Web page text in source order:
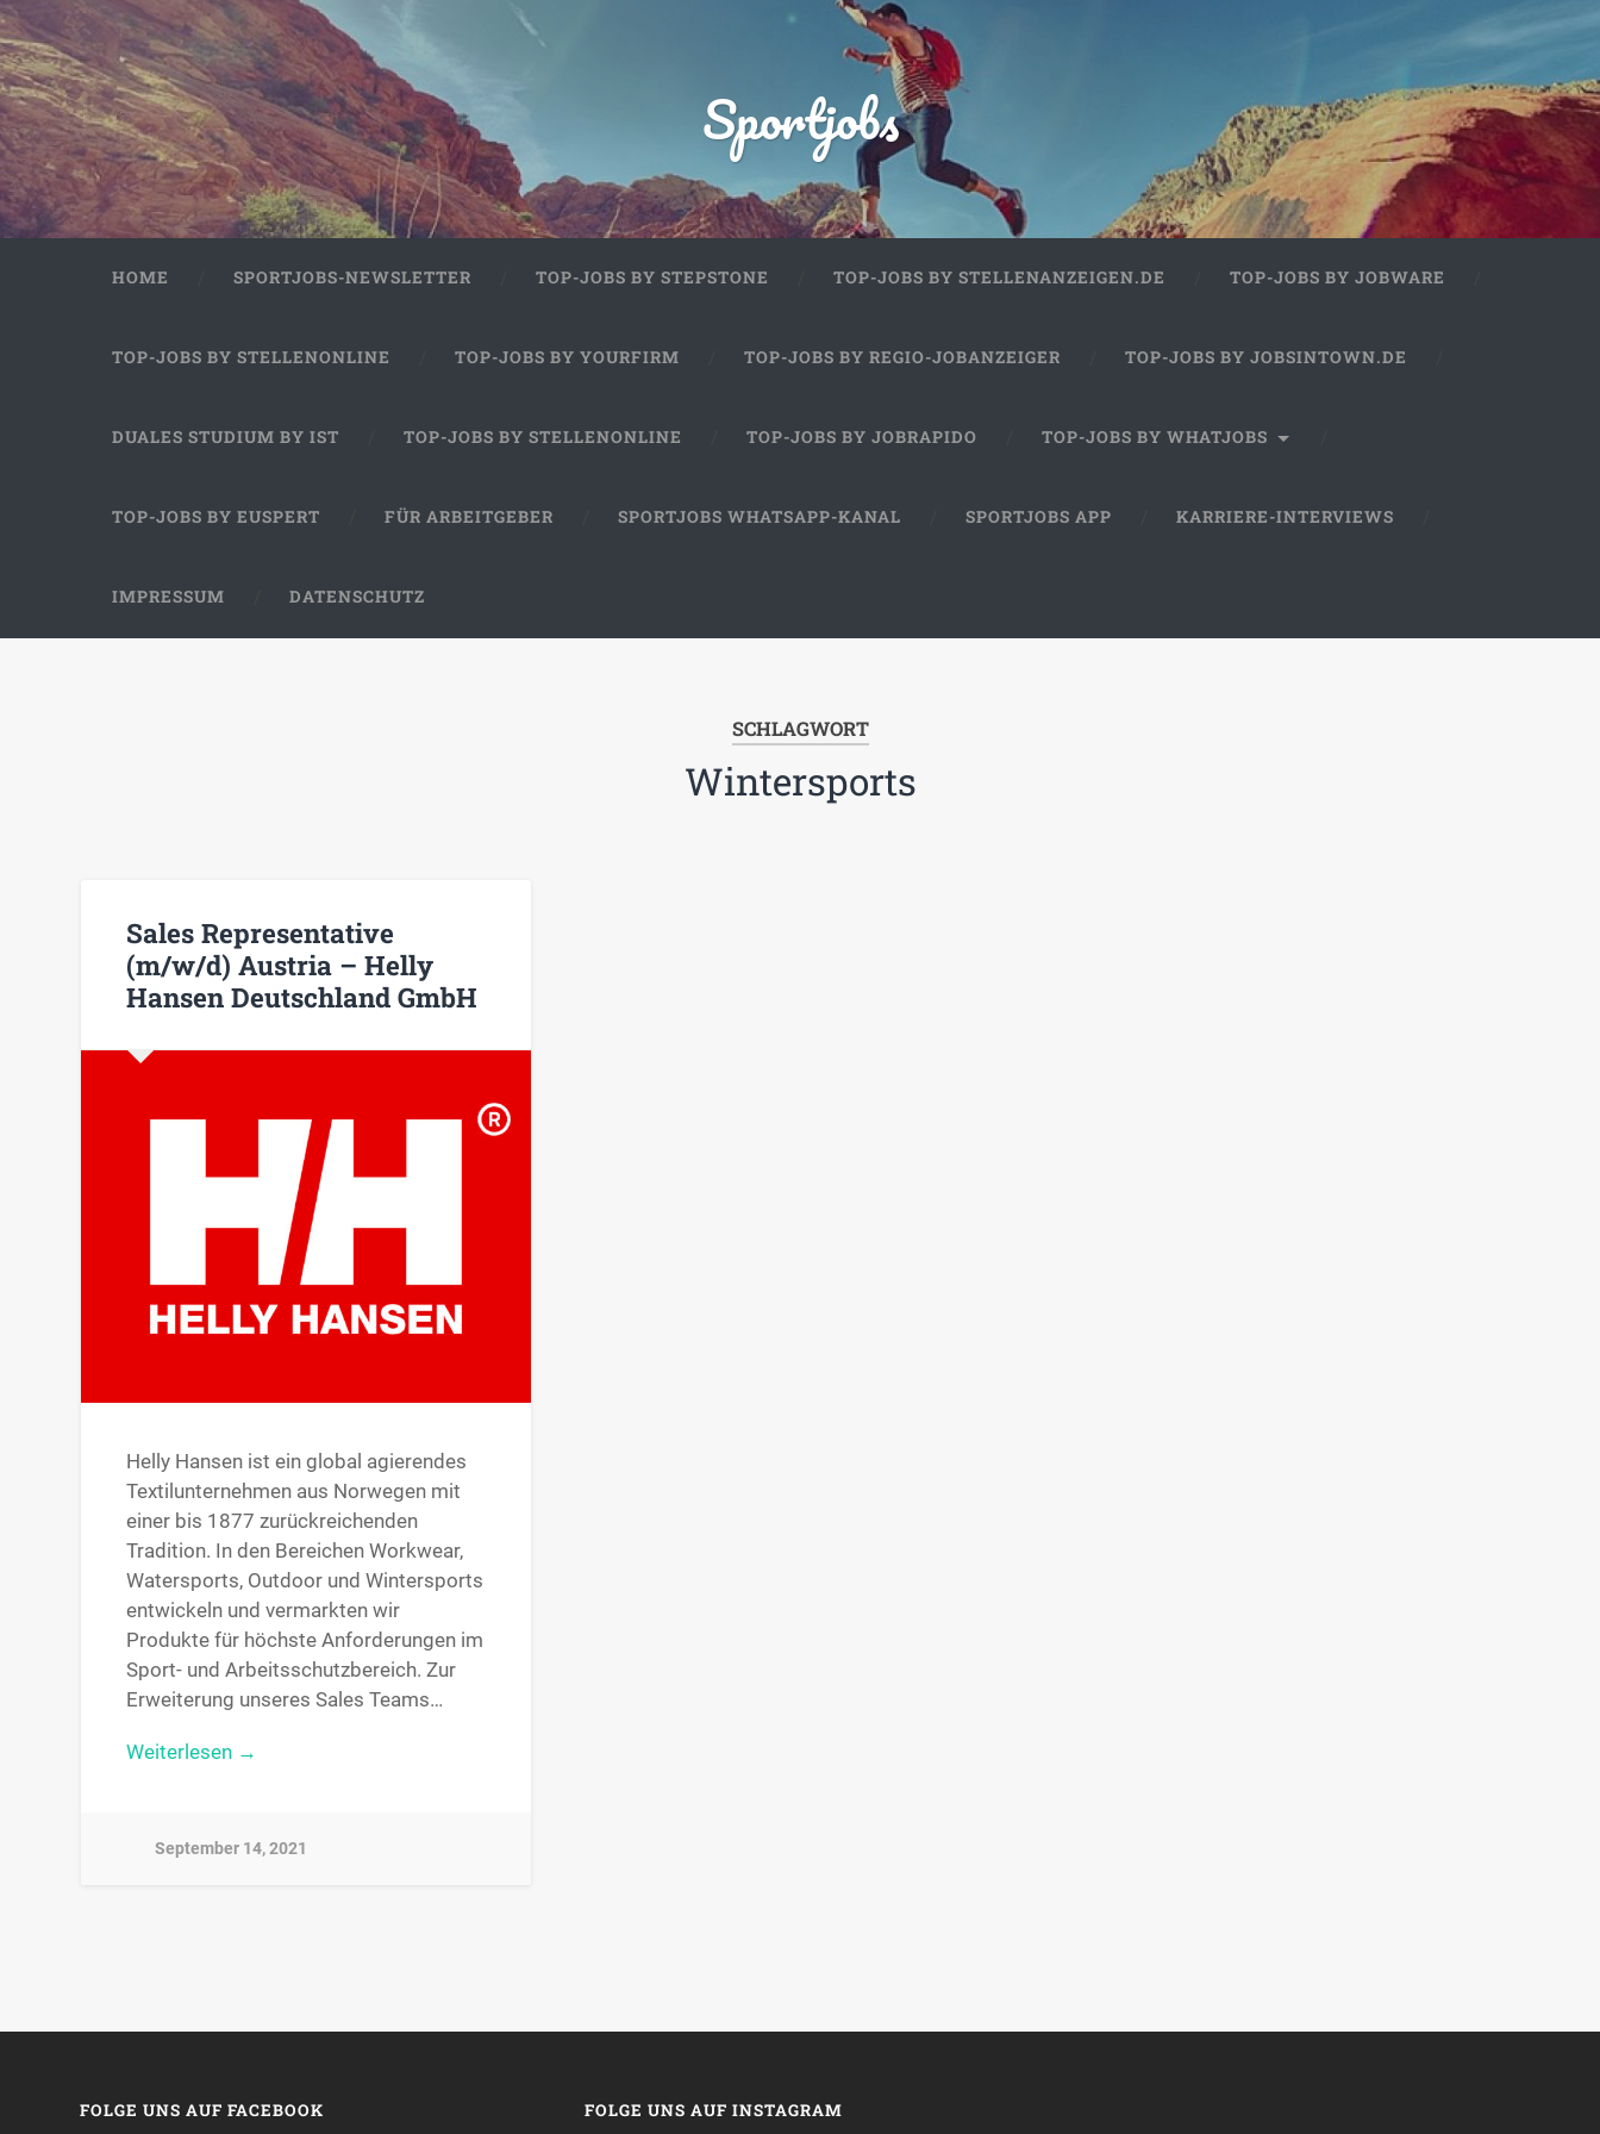
Sportjobs
HOME SPORTJOBS-NEWSLETTER TOP-JOBS BY STEPSTONE TOP-JOBS BY STELLENANZEIGEN.DE TOP-JOBS BY JOBWARE
TOP-JOBS BY STELLENONLINE TOP-JOBS BY YOURFIRM TOP-JOBS BY REGIO-JOBANZEIGER TOP-JOBS BY JOBSINTOWN.DE
DUALES STUDIUM BY IST TOP-JOBS BY STELLENONLINE TOP-JOBS BY JOBRAPIDO TOP-JOBS BY WHATJOBS
TOP-JOBS BY EUSPERT FÜR ARBEITGEBER SPORTJOBS WHATSAPP-KANAL SPORTJOBS APP KARRIERE-INTERVIEWS
IMPRESSUM DATENSCHUTZ
SCHLAGWORT
Wintersports
Sales Representative
(m/w/d) Austria – Helly
Hansen Deutschland GmbH
Helly Hansen ist ein global agierendes
Textilunternehmen aus Norwegen mit
einer bis 1877 zurückreichenden
Tradition. In den Bereichen Workwear,
Watersports, Outdoor und Wintersports
entwickeln und vermarkten wir
Produkte für höchste Anforderungen im
Sport- und Arbeitsschutzbereich. Zur
Erweiterung unseres Sales Teams…
Weiterlesen →
September 14, 2021
FOLGE UNS AUF FACEBOOK FOLGE UNS AUF INSTAGRAM